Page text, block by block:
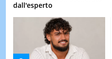
dall'esperto